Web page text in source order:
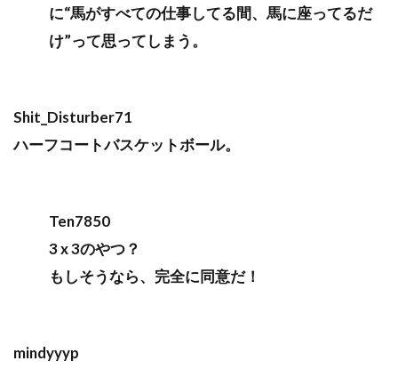
に“馬がすべての仕事してる間、馬に座ってるだ
け”って思ってしまう。
Shit_Disturber71
ハーフコートバスケットボール。
Ten7850
3 x 3のやつ？
もしそうなら、完全に同意だ！
mindyyyp